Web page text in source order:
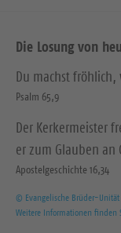
Die Losung von
Du machst
Psalm 65,9
Der Kerkermeister
er zum Glauben an
Apostelgeschichte 16,34
© Evangelische Brüder-
Weitere Informationen finden